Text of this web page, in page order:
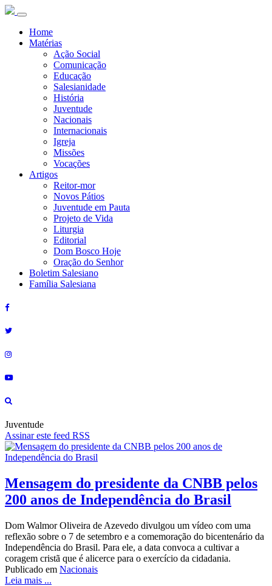
Home
Matérias
Ação Social
Comunicação
Educação
Salesianidade
História
Juventude
Nacionais
Internacionais
Igreja
Missões
Vocações
Artigos
Reitor-mor
Novos Pátios
Juventude em Pauta
Projeto de Vida
Liturgia
Editorial
Dom Bosco Hoje
Oração do Senhor
Boletim Salesiano
Família Salesiana
Juventude
Assinar este feed RSS
Mensagem do presidente da CNBB pelos
200 anos de Independência do Brasil
Dom Walmor Oliveira de Azevedo divulgou um vídeo com uma
reflexão sobre o 7 de setembro e a comemoração do bicentenário da
Independência do Brasil. Para ele, a data convoca a cultivar a
coragem cristã que é alicerce para o exercício da cidadania.
Publicado em Nacionais
Leia mais ...